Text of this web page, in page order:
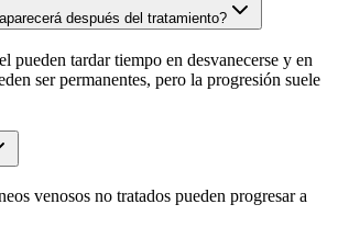
después del tratamiento?
pueden tardar tiempo en desvanecerse y en
ser permanentes, pero la progresión suele
venosos no tratados pueden progresar a